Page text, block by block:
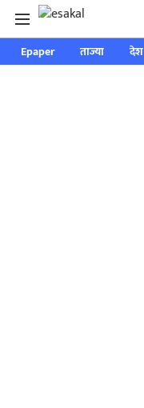
Epaper ताज्या देश